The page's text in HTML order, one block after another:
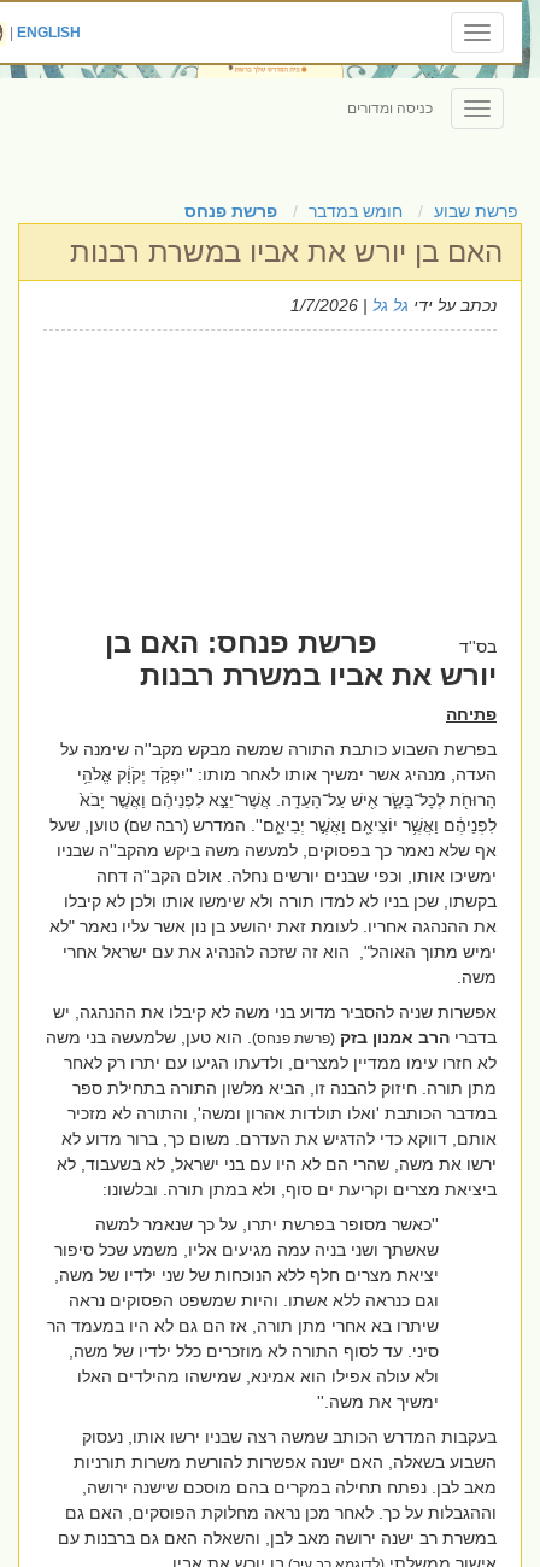
Toggle
navigation
ENGLISH
|
Toggle
navigation
כניסה ומדורים
פרשת שבוע חומש במדבר פרשת פנחס
האם בן יורש את אביו במשרת רבנות
נכתב על ידיגל גל | 1/7/2026
בס''ד
פרשת פנחס: האם בן
יורש את אביו במשרת רבנות
פתיחה
בפרשת השבוע כותבת התורה שמשה מבקש מקב''ה שימנה על
העדה, מנהיג אשר ימשיך אותו לאחר מותו: ''יִפְקֹ֣ד יְקֹוָ֔ק אֱלֹהֵ֥י
הָרוּחֹ֖ת לְכָל־בָּשָׂ֑ר אִ֖ישׁ עַל־הָעֵדָֽה. אֲשֶׁר־יֵצֵ֣א לִפְנֵיהֶ֗ם וַאֲשֶׁ֤ר יָבֹא֙
לִפְנֵיהֶ֔ם וַאֲשֶׁ֥ר יוֹצִיאֵ֖ם וַאֲשֶׁ֣ר יְבִיאֵ֑ם''. המדרש(רבה שם)טוען, שעל
אף שלא נאמר כך בפסוקים, למעשה משה ביקש מהקב''ה שבניו
ימשיכו אותו, וכפי שבנים יורשים נחלה. אולם הקב''ה דחה
בקשתו, שכן בניו לא למדו תורה ולא שימשו אותו ולכן לא קיבלו
את ההנהגה אחריו. לעומת זאת יהושע בן נון אשר עליו נאמר "לא
ימיש מתוך האוהל", הוא זה שזכה להנהיג את עם ישראל אחרי
משה.
אפשרות שניה להסביר מדוע בני משה לא קיבלו את ההנהגה, יש
בדבריהרב אמנון בזק (פרשת פנחס). הוא טען, שלמעשה בני משה
לא חזרו עימו ממדיין למצרים, ולדעתו הגיעו עם יתרו רק לאחר
מתן תורה. חיזוק להבנה זו, הביא מלשון התורה בתחילת ספר
במדבר הכותבת 'ואלו תולדות אהרון ומשה', והתורה לא מזכיר
אותם, דווקא כדי להדגיש את העדרם. משום כך, ברור מדוע לא
ירשו את משה, שהרי הם לא היו עם בני ישראל, לא בשעבוד, לא
ביציאת מצרים וקריעת ים סוף, ולא במתן תורה. ובלשונו:
''כאשר מסופר בפרשת יתרו, על כך שנאמר למשה
שאשתך ושני בניה עמה מגיעים אליו, משמע שכל סיפור
יציאת מצרים חלף ללא הנוכחות של שני ילדיו של משה,
וגם כנראה ללא אשתו. והיות שמשפט הפסוקים נראה
שיתרו בא אחרי מתן תורה, אז הם גם לא היו במעמד הר
סיני. עד לסוף התורה לא מוזכרים כלל ילדיו של משה,
ולא עולה אפילו הוא אמינא, שמישהו מהילדים האלו
ימשיך את משה.''
בעקבות המדרש הכותב שמשה רצה שבניו ירשו אותו, נעסוק
השבוע בשאלה, האם ישנה אפשרות להורשת משרות תורניות
מאב לבן. נפתח תחילה במקרים בהם מוסכם שישנה ירושה,
וההגבלות על כך. לאחר מכן נראה מחלוקת הפוסקים, האם גם
במשרת רב ישנה ירושה מאב לבן, והשאלה האם גם ברבנות עם